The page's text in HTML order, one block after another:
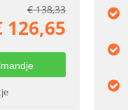
€138,33
126,65